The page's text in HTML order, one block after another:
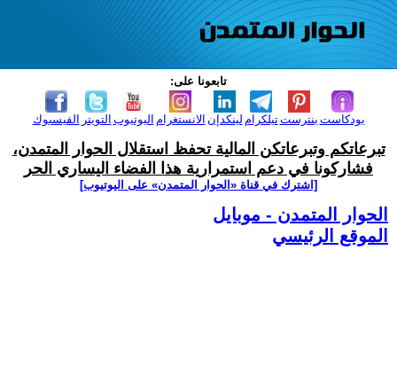
تابعونا على:
الفيسبوك التويتر اليوتيوب الانستغرام لينكدإن تيلكرامبنترست بودكاست
تبرعاتكم وتبرعاتكن المالية تحفظ استقلال الحوار المتمدن،
فشاركونا في دعم استمرارية هذا الفضاء اليساري الحر
[اشترك في قناة ‫«الحوار المتمدن» على اليوتيوب]
الحوار المتمدن - موبايل
الموقع الرئيسي